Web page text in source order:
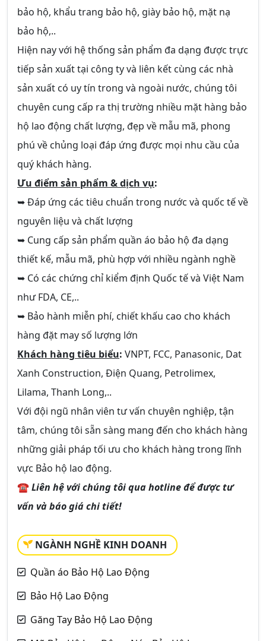
bảo hộ, khẩu trang bảo hộ, giày bảo hộ, mặt nạ
bảo hộ,..
Hiện nay với hệ thống sản phẩm đa dạng được trực
tiếp sản xuất tại công ty và liên kết cùng các nhà
sản xuất có uy tín trong và ngoài nước, chúng tôi
chuyên cung cấp ra thị trường nhiều mặt hàng bảo
hộ lao động chất lượng, đẹp về mẫu mã, phong
phú về chủng loại đáp ứng được mọi nhu cầu của
quý khách hàng.
Ưu điểm sản phẩm & dịch vụ:
➥ Đáp ứng các tiêu chuẩn trong nước và quốc tế về
nguyên liệu và chất lượng
➥ Cung cấp sản phẩm quần áo bảo hộ đa dạng
thiết kế, mẫu mã, phù hợp với nhiều ngành nghề
➥ Có các chứng chỉ kiểm định Quốc tế và Việt Nam
như FDA, CE,..
➥ Bảo hành miễn phí, chiết khấu cao cho khách
hàng đặt may số lượng lớn
Khách hàng tiêu biểu: VNPT, FCC, Panasonic, Dat
Xanh Construction, Điện Quang, Petrolimex,
Lilama, Thanh Long,..
Với đội ngũ nhân viên tư vấn chuyên nghiệp, tận
tâm, chúng tôi sẵn sàng mang đến cho khách hàng
những giải pháp tối ưu cho khách hàng trong lĩnh
vực Bảo hộ lao động.
☎Liên hệ với chúng tôi qua hotline để được tư
vấn và báo giá chi tiết!
NGÀNH NGHỀ KINH DOANH
Quần áo Bảo Hộ Lao Động
Bảo Hộ Lao Động
Găng Tay Bảo Hộ Lao Động